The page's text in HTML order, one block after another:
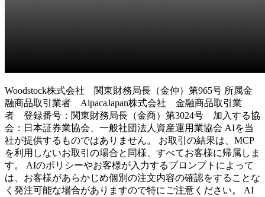
Woodstock株式会社 関東財務局長（金仲）第965号 所属金
融商品取引業者 AlpacaJapan株式会社 金融商品取引業
者 登録番号：関東財務局長（金商）第3024号 加入する協
会：日本証券業協会、一般社団法人資産運用業協会 AIを当
社が提供するものではありません。 お取引の結果は、MCP
を利用しないお取引の場合と同様、すべてお客様に帰属しま
す。 AIのポリシーやお客様が入力するプロンプトによって
は、お客様があらかじめ個別の注文内容の確認をすることな
く発注可能な場合がありますので特にご注意ください。 AI